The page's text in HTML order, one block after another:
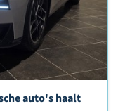
auto's haalt